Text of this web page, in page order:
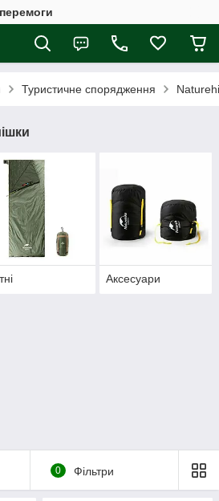
Туристичне спорядження
Аксесуари
0 Фільтри